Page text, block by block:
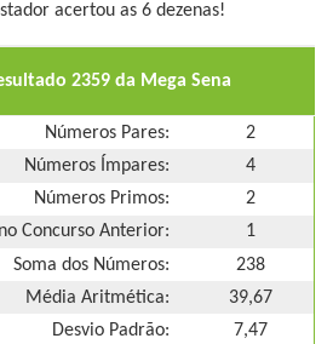
acertou as 6 dezenas!
2359 da Mega Sena
Números Pares:
2
Números Ímpares:
4
Números Primos:
2
Concurso Anterior:
1
Soma dos Números:
238
Média Aritmética:
39,67
Desvio Padrão:
7,47